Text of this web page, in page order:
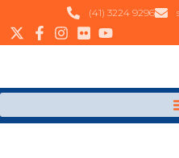
(41) 3224 9296